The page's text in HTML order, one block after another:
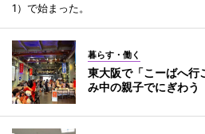
1）で始まった。
暮らす・働く
東大阪で「こーばへ
み中の親子でにぎわう